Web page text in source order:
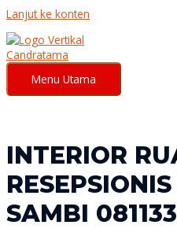
Lanjut ke konten
Menu Utama
INTERIOR
SAMBI